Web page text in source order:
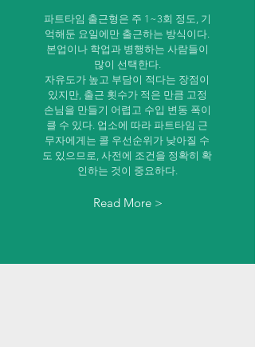
파트타임 출근형은 주 1~3회 정도, 기
억해둔 요일에만 출근하는 방식이다.
본업이나 학업과 병행하는 사람들이
많이 선택한다.
자유도가 높고 부담이 적다는 장점이
있지만, 출근 횟수가 적은 만큼 고정
손님을 만들기 어렵고 수입 변동 폭이
클 수 있다. 업소에 따라 파트타임 근
무자에게는 콜 우선순위가 낮아질 수
도 있으므로, 사전에 조건을 정확히 확
인하는 것이 중요하다.
Read More >